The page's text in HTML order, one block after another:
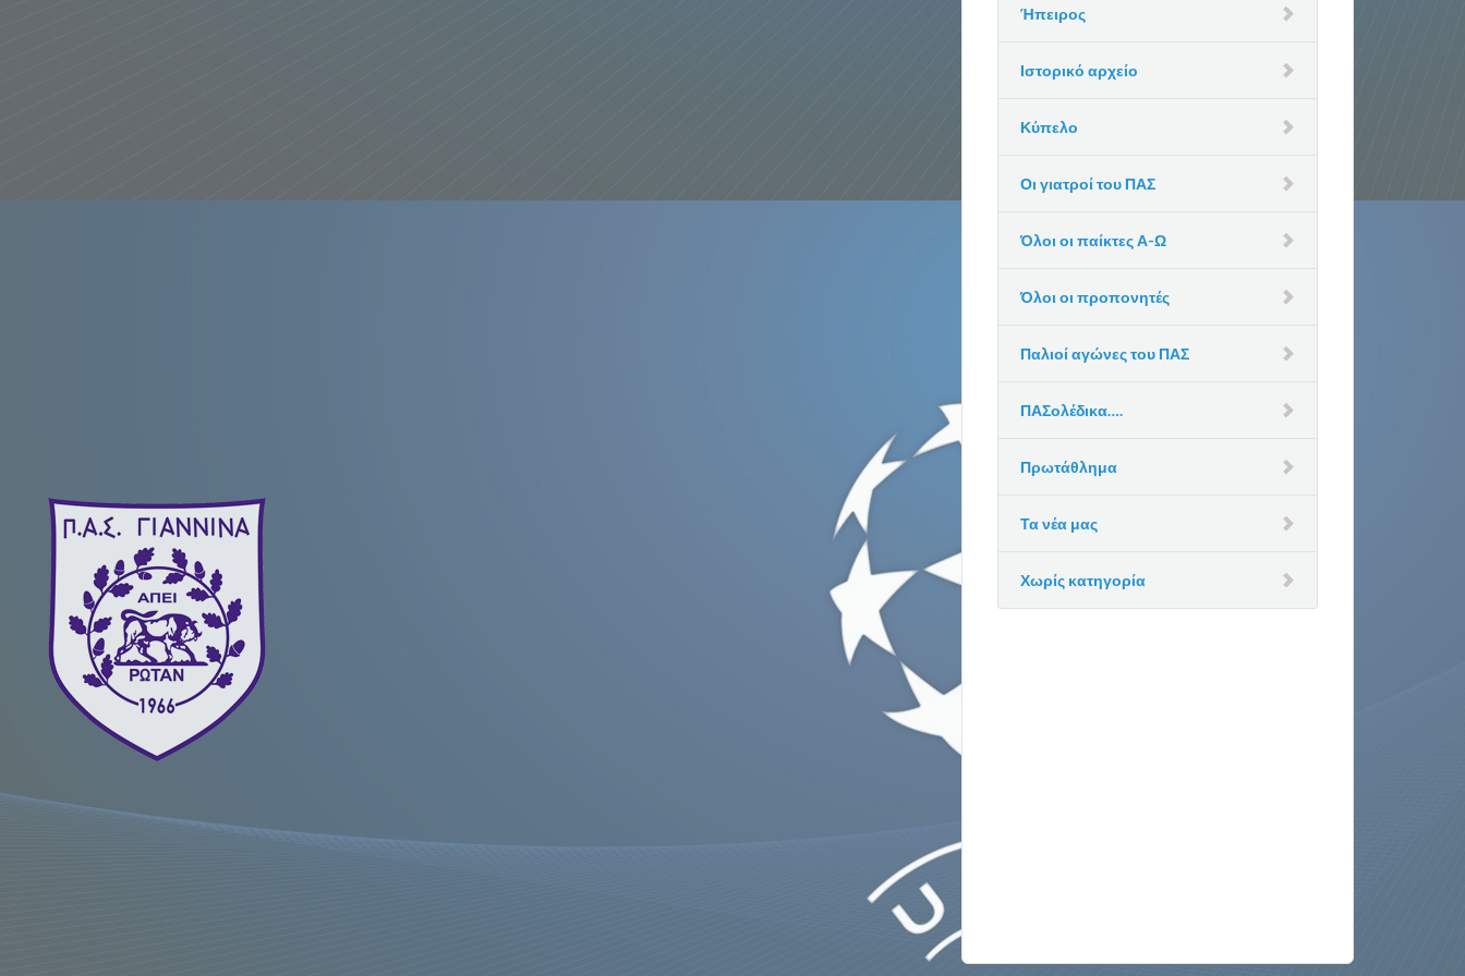
Ήπειρος
Ιστορικό αρχείο
Κύπελο
Οι γιατροί του ΠΑΣ
Όλοι οι παίκτες Α-Ω
Όλοι οι προπονητές
Παλιοί αγώνες του ΠΑΣ
ΠΑΣολέδικα….
Πρωτάθλημα
Τα νέα μας
Χωρίς κατηγορία